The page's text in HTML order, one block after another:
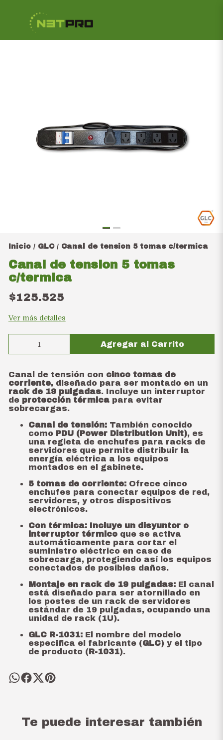
Inicio / GLC / Canal de tension 5 tomas c/termica
Canal de tension 5 tomas
c/termica
$125.525
Ver más detalles
Agregar al Carrito
Canal de tensión con cinco tomas de
corriente, diseñado para ser montado en un
rack de 19 pulgadas. Incluye un interruptor
de protección térmicapara evitar
sobrecargas.
Canal de tensión:También conocido
como PDU (Power Distribution Unit), es
una regleta de enchufes para racks de
servidores que permite distribuir la
energía eléctrica a los equipos
montados en el gabinete.
5 tomas de corriente:Ofrece cinco
enchufes para conectar equipos de red,
servidores, y otros dispositivos
electrónicos.
Con térmica: Incluye un disyuntor o
interruptor térmicoque se activa
automáticamente para cortar el
suministro eléctrico en caso de
sobrecarga, protegiendo así los equipos
conectados de posibles daños.
Montaje en rack de 19 pulgadas:El canal
está diseñado para ser atornillado en
los postes de un rack de servidores
estándar de 19 pulgadas, ocupando una
unidad de rack (1U).
GLC R-1031:El nombre del modelo
especifica el fabricante (GLC) y el tipo
de producto (R-1031).
Te puede interesar también